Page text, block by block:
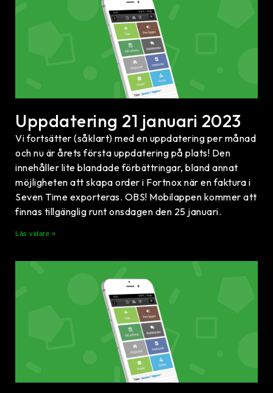
Uppdatering 21 januari 2023
Vi fortsätter (såklart) med en uppdatering per månad
och nu är årets första uppdatering på plats! Den
innehåller lite blandade förbättringar, bland annat
möjligheten att skapa order i Fortnox när en faktura i
Seven Time exporteras. OBS! Mobilappen kommer att
finnas tillgänglig runt onsdagen den 25 januari.
Läs vidare »